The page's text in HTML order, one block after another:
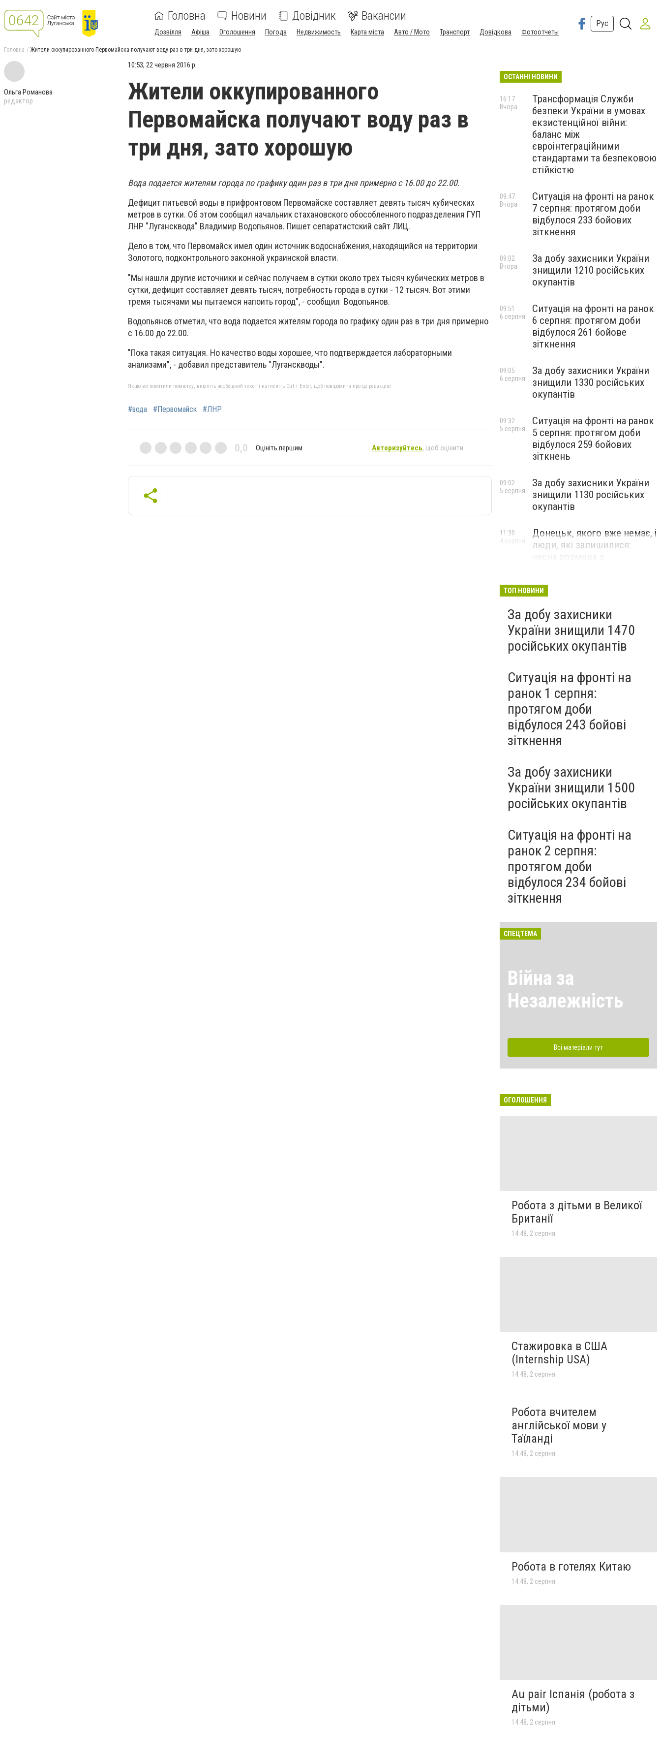
Головна Новини Довідник Вакансии
Дозвілля Афіша Оголошення Погода Недвижимость Карта міста Авто / Мото Транспорт Довідкова Фотоотчеты
Рус
Головна Жители оккупированного Первомайска получают воду раз в три дня, зато хорошую
Ольга Романова
редактор
10:53, 22 червня 2016 р.
Жители оккупированного
Первомайска получают воду раз в
три дня, зато хорошую
Вода подается жителям города по графику один раз в три дня примерно с 16.00 до 22.00.
Дефицит питьевой воды в прифронтовом Первомайске составляет девять тысяч кубических
метров в сутки. Об этом сообщил начальник стахановского обособленного подразделения ГУП
ЛНР "Лугансквода" Владимир Водопьянов. Пишет сепаратистский сайт ЛИЦ.
Дело в том, что Первомайск имел один источник водоснабжения, находящийся на территории
Золотого, подконтрольного законной украинской власти.
"Мы нашли другие источники и сейчас получаем в сутки около трех тысяч кубических метров в
сутки, дефицит составляет девять тысяч, потребность города в сутки - 12 тысяч. Вот этими
тремя тысячами мы пытаемся напоить город", - сообщил Водопьянов.
Водопьянов отметил, что вода подается жителям города по графику один раз в три дня примерно
с 16.00 до 22.00.
"Пока такая ситуация. Но качество воды хорошее, что подтверждается лабораторными
анализами", - добавил представитель "Луганскводы".
Якщо ви помітили помилку, виділіть необхідний текст і натисніть Ctrl + Enter, щоб повідомити про це редакцію
#вода #Первомайск #ЛНР
0,0 Оцініть першим Авторизуйтесь, щоб оцінити
ОСТАННІ НОВИНИ
Трансформація Служби
безпеки України в умовах
екзистенційної війни:
баланс між
євроінтеграційними
стандартами та безпековою
стійкістю
16:17
Вчора
Ситуація на фронті на ранок
7 серпня: протягом доби
відбулося 233 бойових
зіткнення
09:47
Вчора
За добу захисники України
знищили 1210 російських
окупантів
09:02
Вчора
Ситуація на фронті на ранок
6 серпня: протягом доби
відбулося 261 бойове
зіткнення
09:51
6 серпня
За добу захисники України
знищили 1330 російських
окупантів
09:05
6 серпня
Ситуація на фронті на ранок
5 серпня: протягом доби
відбулося 259 бойових
зіткнень
09:32
5 серпня
За добу захисники України
знищили 1130 російських
окупантів
09:02
5 серпня
Донецьк, якого вже немає, і
люди, які залишилися:
11:30
4 серпня
ТОП НОВИНИ
За добу захисники
України знищили 1470
російських окупантів
Ситуація на фронті на
ранок 1 серпня:
протягом доби
відбулося 243 бойові
зіткнення
За добу захисники
України знищили 1500
російських окупантів
Ситуація на фронті на
ранок 2 серпня:
протягом доби
відбулося 234 бойові
зіткнення
СПЕЦТЕМА
Війна за
Незалежність
Всі матеріали тут
ОГОЛОШЕННЯ
Робота з дітьми в Великої
Британії
14:48, 2 серпня
Стажировка в США
(Internship USA)
14:48, 2 серпня
Робота вчителем
англійської мови у
Таїланді
14:48, 2 серпня
Робота в готелях Китаю
14:48, 2 серпня
Au pair Іспанія (робота з
дітьми)
14:48, 2 серпня